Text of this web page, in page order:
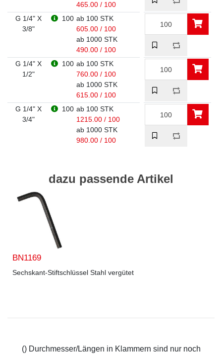
465.00 / 100
G 1/4" X
3/8"
100 ab 100 STK
605.00 / 100
ab 1000 STK
490.00 / 100
G 1/4" X
1/2"
100 ab 100 STK
760.00 / 100
ab 1000 STK
615.00 / 100
G 1/4" X
3/4"
100 ab 100 STK
1215.00 / 100
ab 1000 STK
980.00 / 100
dazu passende Artikel
BN1169
Sechskant-Stiftschlüssel Stahl vergütet
() Durchmesser/Längen in Klammern sind nur noch